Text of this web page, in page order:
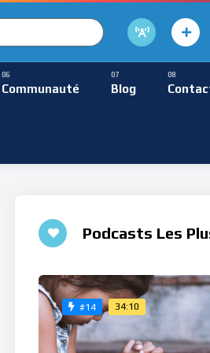
Lecture
Communauté Blog
Méditative
Podcasts Les
#14 34:10